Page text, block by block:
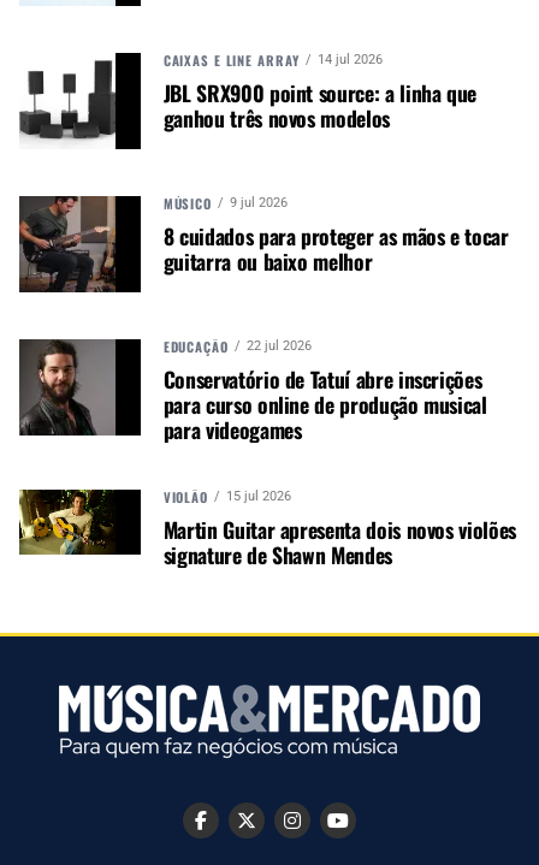
e o atendimento ao cliente”.
Autor:Redação M&M
Música &amp; Mercado é uma
negócios para o music business,
indústria de áudio profissional,
iluminação e instrumentos
A MÚSICA & MERCADO ESTÁ NO WHATSAPP!
Acesse o Canal de WhatsApp
Descubra o novo moving Astra Hybrid330 da Prolights
CAIXAS E LINE ARRAY 14 jul 2026
JBL SRX900 point source: a linha que
ganhou três novos modelos
MÚSICO 9 jul 2026
8 cuidados para proteger as mãos e tocar
guitarra ou baixo melhor
EDUCAÇÃO 22 jul 2026
Conservatório de Tatuí abre inscrições
para curso online de produção musical
para videogames
VIOLÃO 15 jul 2026
Martin Guitar apresenta dois novos violões
signature de Shawn Mendes